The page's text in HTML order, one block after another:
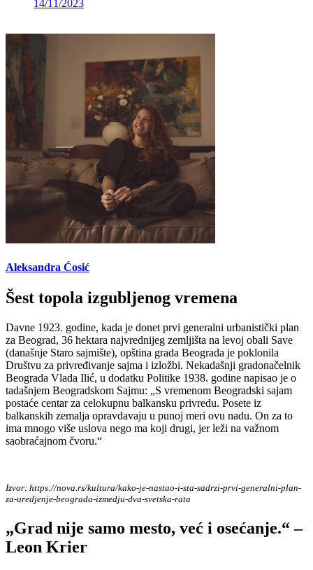
14/11/2023
Aleksandra Ćosić
Šest topola izgubljenog vremena
Davne 1923. godine, kada je donet prvi generalni urbanistički plan
za Beograd, 36 hektara najvrednijeg zemljišta na levoj obali Save
(današnje Staro sajmište), opština grada Beograda je poklonila
Društvu za privređivanje sajma i izložbi. Nekadašnji gradonačelnik
Beograda Vlada Ilić, u dodatku Politike 1938. godine napisao je o
tadašnjem Beogradskom Sajmu: „S vremenom Beogradski sajam
postaće centar za celokupnu balkansku privredu. Posete iz
balkanskih zemalja opravdavaju u punoj meri ovu nadu. On za to
ima mnogo više uslova nego ma koji drugi, jer leži na važnom
saobraćajnom čvoru.“
Izvor: https://nova.rs/kultura/kako-je-nastao-i-sta-sadrzi-prvi-generalni-plan-
za-uredjenje-beograda-izmedju-dva-svetska-rata
„Grad nije samo mesto, već i osećanje.“ –
Leon Krier